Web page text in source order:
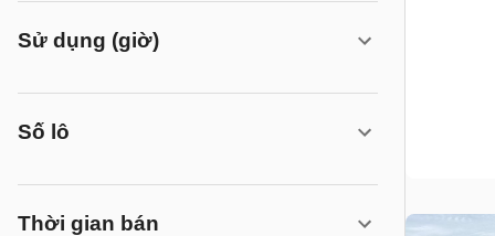
Sử dụng (giờ)
Số lô
Thời gian bán